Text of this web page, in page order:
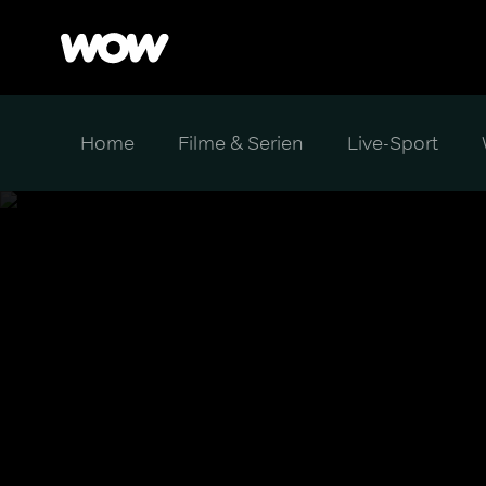
Home Filme & Serien Live-Sport